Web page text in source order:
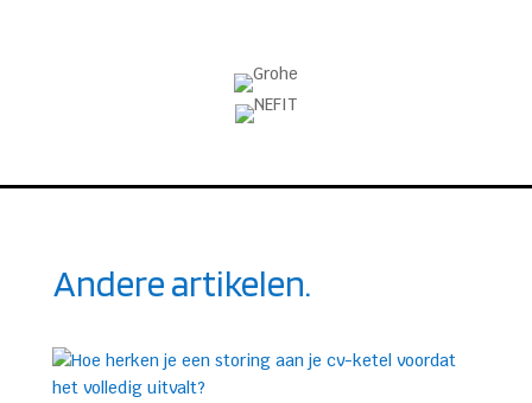
Andere artikelen.